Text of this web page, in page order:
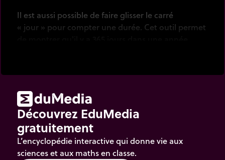
Il est aussi possible de faire glisser le carré
« jour » pour compter une durée. Cet outil permet
connaissances. Il suffit de cliquer sur le point
d'interrogation pour avoir la réponse, ou même de
cliquer n'importe où ailleurs pour déplacer la
question.
Découvrez EduMedia
gratuitement
L’encyclopédie interactive qui donne vie aux
sciences et aux maths en classe.